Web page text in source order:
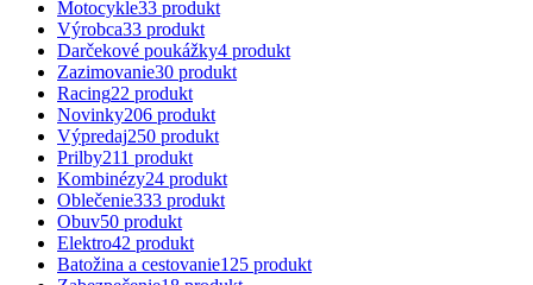
Motocykle33 produkt
Výrobca33 produkt
Darčekové poukážky4 produkt
Zazimovanie30 produkt
Racing22 produkt
Novinky206 produkt
Výpredaj250 produkt
Prilby211 produkt
Kombinézy24 produkt
Oblečenie333 produkt
Obuv50 produkt
Elektro42 produkt
Batožina a cestovanie125 produkt